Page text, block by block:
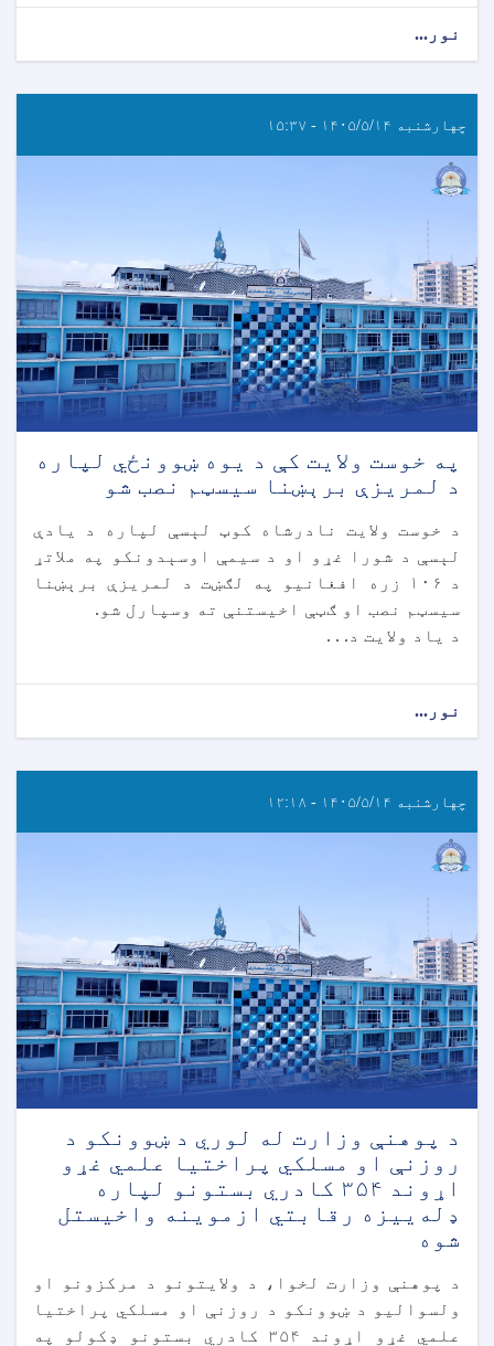
نور...
چهارشنبه ۱۴۰۵/۵/۱۴ - ۱۵:۳۷
په خوست ولایت کې د یوه ښوونځي لپاره
د لمریزې برېښنا سیسټم نصب شو
د خوست ولایت نادرشاه کوټ لېسې لپاره د یادې
لېسې د شورا غړو او د سیمې اوسېدونکو په ملاتړ
د ۱۰۶ زره افغانیو په لګښت د لمریزې برېښنا
سیسټم نصب او ګټې اخیستنې ته وسپارل شو.
د یاد ولایت د. . .
نور...
چهارشنبه ۱۴۰۵/۵/۱۴ - ۱۲:۱۸
د پوهنې وزارت له لوري د ښوونکو د
روزنې او مسلکي پراختیا علمي غړو
اړوند ۳۵۴ کادري بستونو لپاره
ډله‌ییزه رقابتي ازموینه واخیستل
شوه
د پوهنې وزارت لخوا، د ولايتونو د مرکزونو او
ولسواليو د ښوونکو د روزنې او مسلکي پراختیا
علمي غړو اړوند ۳۵۴ کادري بستونو ډکولو په